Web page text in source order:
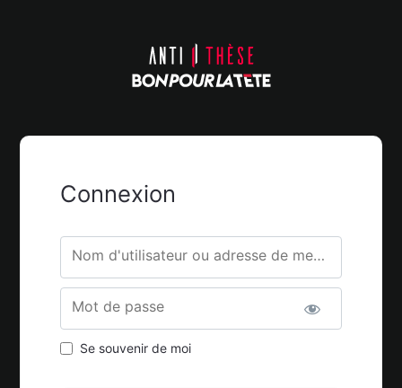
Connexion
Nom d'utilisateur ou adresse de messagerie.
Mot de passe
Se souvenir de moi